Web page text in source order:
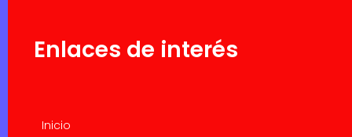
Enlaces de interés
Inicio